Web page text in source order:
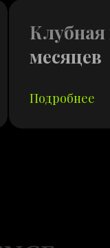
Клубная
месяцев
Подробнее